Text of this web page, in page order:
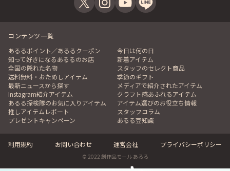
コンテンツ一覧
あるるポイント／あるるクーポン
今日は何の日
知って好きになるあるるのお店
新着アイテム
全国の隠れた名物
スタッフのセレクト商品
送料無料・おためしアイテム
季節のギフト
最新ニュースから探す
メディアで紹介されたアイテム
Instagram紹介アイテム
クラフト感あふれるアイテム
あるる探検隊のお気に入りアイテム
アイテム選びのお役立ち情報
推しアイテムレポート
スタッフコラム
プレゼントキャンペーン
あるる豆知識
利用規約 お問い合わせ 運営会社 プライバシーポリシー
© 2022 創作品モール あるる